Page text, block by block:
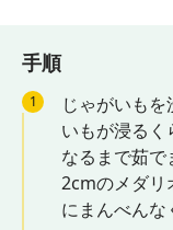
手順
1
じゃがいも
いもが浸るく
なるまで茹
2cmのメダリ
にまんべんな